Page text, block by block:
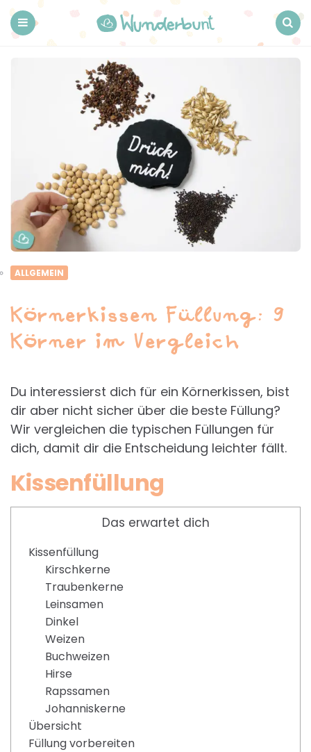
ALLGEMEIN
Körnerkissen Füllung: 9
Körner im Vergleich
Du interessierst dich für ein Körnerkissen, bist
dir aber nicht sicher über die beste Füllung?
Wir vergleichen die typischen Füllungen für
dich, damit dir die Entscheidung leichter fällt.
Kissenfüllung
Das erwartet dich
Kissenfüllung
Kirschkerne
Traubenkerne
Leinsamen
Dinkel
Weizen
Buchweizen
Hirse
Rapssamen
Johanniskerne
Übersicht
Füllung vorbereiten